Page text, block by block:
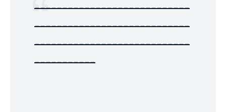
----------------------------
----------------------------
----------------------------
-----------